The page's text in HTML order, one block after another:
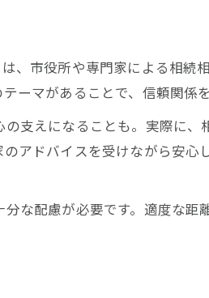
、市役所や専門家による相続
ーマがあることで、信頼関係
支えになることも。実際に、
アドバイスを受けながら安心
な配慮が必要です。適度な距